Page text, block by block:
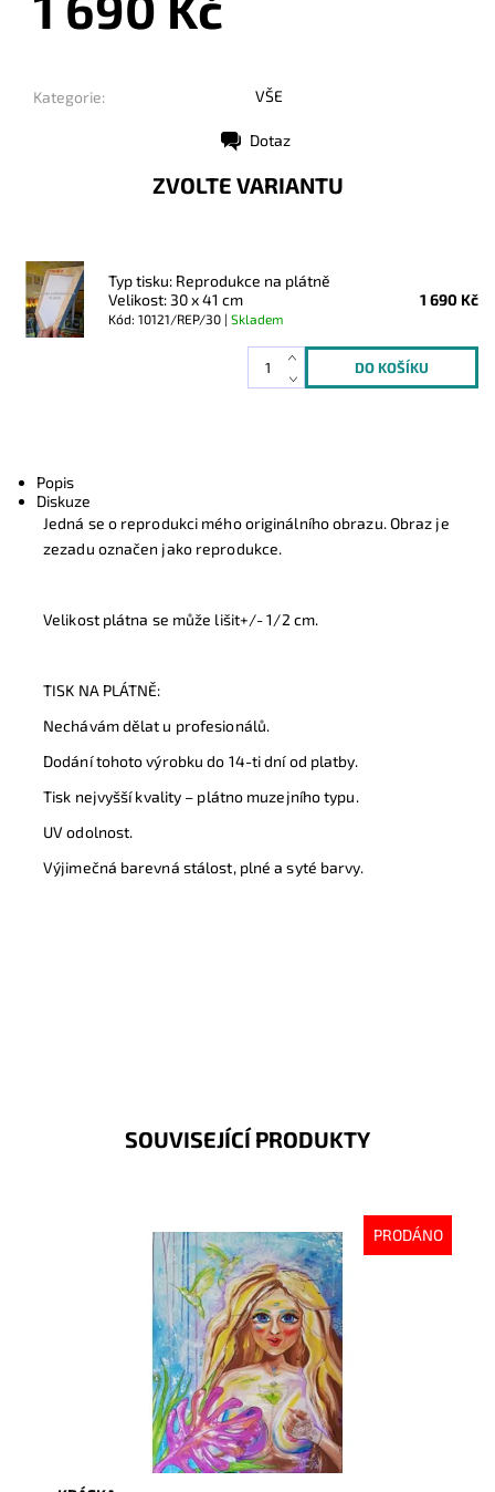
Kategorie: VŠE
Dotaz
ZVOLTE VARIANTU
Typ tisku: Reprodukce na plátně
Velikost: 30 x 41 cm
Kód: 10121/REP/30 | Skladem
1 690 Kč
Popis
Diskuze
Jedná se o reprodukci mého originálního obrazu. Obraz je
zezadu označen jako reprodukce.
Velikost plátna se může lišit+/- 1/2 cm.
TISK NA PLÁTNĚ:
Nechávám dělat u profesionálů.
Dodání tohoto výrobku do 14-ti dní od platby.
Tisk nejvyšší kvality – plátno muzejního typu.
UV odolnost.
Výjimečná barevná stálost, plné a syté barvy.
SOUVISEJÍCÍ PRODUKTY
PRODÁNO
Vyprodáno
998